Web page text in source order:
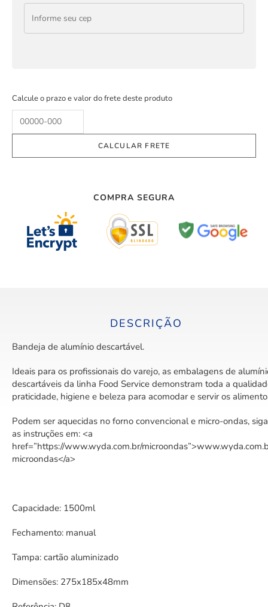
Calcule o prazo e valor do frete deste produto
COMPRA SEGURA
DESCRIÇÃO
Bandeja de alumínio descartável.
Ideais para os profissionais do varejo, as embalagens de
descartáveis da linha Food Service demonstram toda a
praticidade, higiene e beleza para acomodar e servir os
Podem ser aquecidas no forno convencional e micro-ondas,
as instruções em: <a
href=”https://www.wyda.com.br/
microondas</a>
Capacidade: 1500ml
Fechamento: manual
Tampa: cartão aluminizado
Dimensões: 275x185x48mm